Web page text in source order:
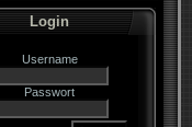
Login
Username
Passwort